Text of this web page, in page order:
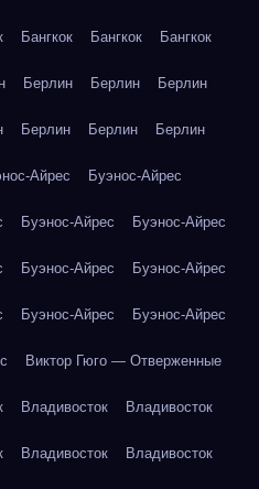
Бангкок Бангкок Бангкок
Берлин Берлин Берлин
Берлин Берлин Берлин
Айрес Буэнос-Айрес
Буэнос-Айрес Буэнос-Айрес
Буэнос-Айрес Буэнос-Айрес
Буэнос-Айрес Буэнос-Айрес
Виктор Гюго — Отверженные
Владивосток Владивосток
Владивосток Владивосток